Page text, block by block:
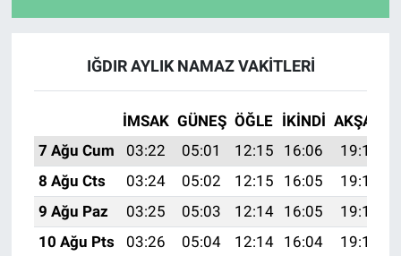
IĞDIR AYLIK NAMAZ VAKITLERI
İMSAK GÜNEŞ ÖĞLE İKINDI AKŞAM
7 Ağu Cum
03:22 05:01 12:15 16:06 19:19
8 Ağu Cts
03:24 05:02 12:15 16:05 19:17
9 Ağu Paz
03:25 05:03 12:14 16:05 19:16
10 Ağu Pts
03:26 05:04 12:14 16:04 19:15